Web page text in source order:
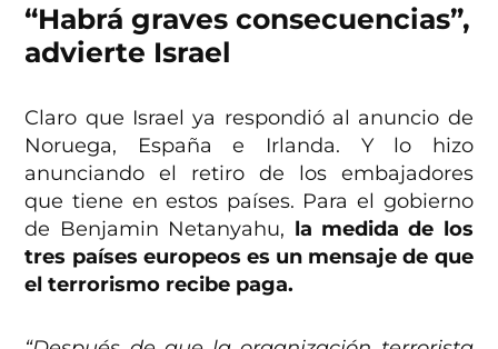
“Habrá graves consecuencias”,
advierte Israel
Claro que Israel ya respondió al anuncio de
Noruega, España e Irlanda. Y lo hizo
anunciando el retiro de los embajadores
que tiene en estos países. Para el gobierno
de Benjamin Netanyahu, la medida de los
tres países europeos es un mensaje de que
el terrorismo recibe paga.